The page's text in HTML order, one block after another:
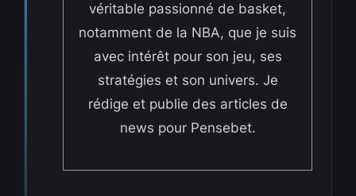
véritable passionné de basket,
notamment de la NBA, que je suis
avec intérêt pour son jeu, ses
stratégies et son univers. Je
rédige et publie des articles de
news pour Pensebet.